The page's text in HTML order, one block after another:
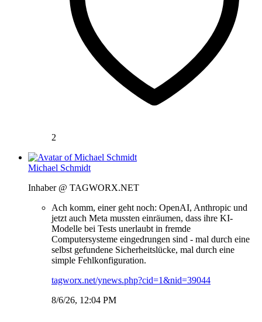
2
Michael Schmidt
Inhaber @ TAGWORX.NET
Ach komm, einer geht noch: OpenAI, Anthropic und
jetzt auch Meta mussten einräumen, dass ihre KI-
Modelle bei Tests unerlaubt in fremde
Computersysteme eingedrungen sind - mal durch eine
selbst gefundene Sicherheitslücke, mal durch eine
simple Fehlkonfiguration.
tagworx.net/ynews.php?cid=1&nid=39044
8/6/26, 12:04 PM